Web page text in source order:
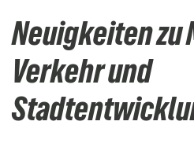
Neuigkeiten zu
Verkehr und